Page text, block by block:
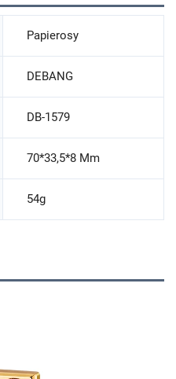
Papierosy
DEBANG
DB-1579
70*33,5*8 Mm
54g